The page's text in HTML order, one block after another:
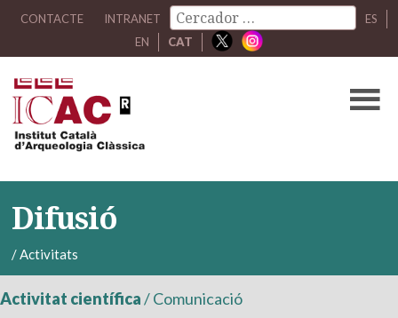
CONTACTE INTRANET
ES
EN
CAT
Difusió
/Activitats
Activitat científica/Comunicació